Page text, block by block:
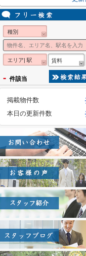
種別
エリア| 駅 賃料
- 件該当
掲載物件数
本日の更新件数